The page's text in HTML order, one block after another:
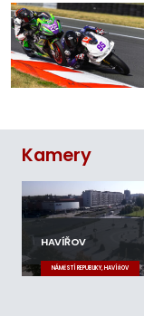
Kamery
HAVÍŘOV
NÁMĚSTÍ REPUBLIKY, HAVÍŘOV